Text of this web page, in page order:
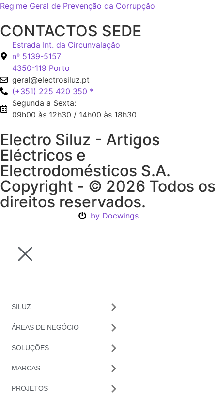
Regime Geral de Prevenção da Corrupção
CONTACTOS SEDE
Estrada Int. da Circunvalação
nº 5139-5157
4350-119 Porto
geral@electrosiluz.pt
(+351) 225 420 350 *
Segunda a Sexta:
09h00 às 12h30 / 14h00 às 18h30
Electro Siluz - Artigos
Eléctricos e
Electrodomésticos S.A.
Copyright - © 2026 Todos os
direitos reservados.
by Docwings
SILUZ
ÁREAS DE NEGÓCIO
SOLUÇÕES
MARCAS
PROJETOS